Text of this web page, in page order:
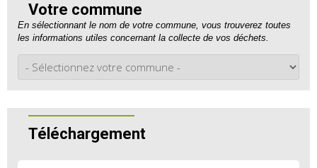
Votre commune
En sélectionnant le nom de votre commune, vous trouverez toutes
les informations utiles concernant la collecte de vos déchets.
Téléchargement